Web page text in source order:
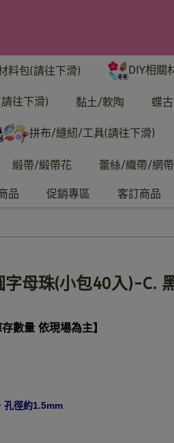
料包(請往下滑) DIY相關
往下滑) 黏土/軟陶 蝶
拼布/縫紉/工具(請往下滑)
緞帶/緞帶花 蕾絲/織帶/網
品 促銷專區 客訂商品
母珠(小包40入)-C.
數量 依現場為主】
孔徑約1.5mm